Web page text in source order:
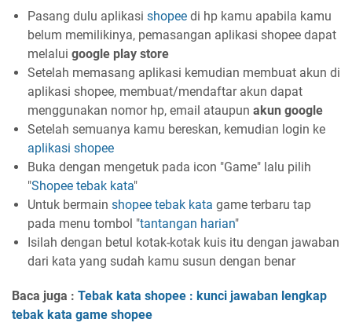
Pasang dulu aplikasi shopee di hp kamu apabila kamu
belum memilikinya, pemasangan aplikasi shopee dapat
melalui google play store
Setelah memasang aplikasi kemudian membuat akun di
aplikasi shopee, membuat/mendaftar akun dapat
menggunakan nomor hp, email ataupun akun google
Setelah semuanya kamu bereskan, kemudian login ke
aplikasi shopee
Buka dengan mengetuk pada icon "Game" lalu pilih
"Shopee tebak kata"
Untuk bermain shopee tebak kata game terbaru tap
pada menu tombol "tantangan harian"
Isilah dengan betul kotak-kotak kuis itu dengan jawaban
dari kata yang sudah kamu susun dengan benar
Baca juga : Tebak kata shopee : kunci jawaban lengkap
tebak kata game shopee